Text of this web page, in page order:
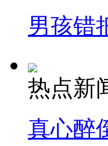
走！跟着总书记去
消防员救轻生者 花
男孩错
热点新
真心醉